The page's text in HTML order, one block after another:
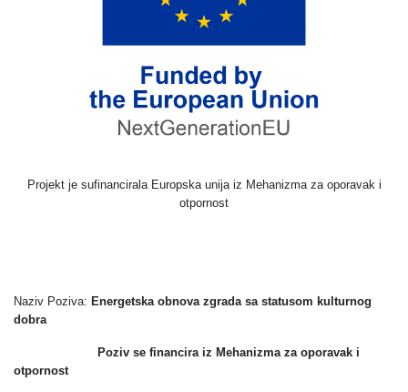
Projekt je sufinancirala Europska unija iz Mehanizma za oporavak i
otpornost
Naziv Poziva: Energetska obnova zgrada sa statusom kulturnog
dobra
Poziv se financira iz Mehanizma za oporavak i
otpornost